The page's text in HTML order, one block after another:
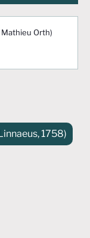
Orth)
1758)